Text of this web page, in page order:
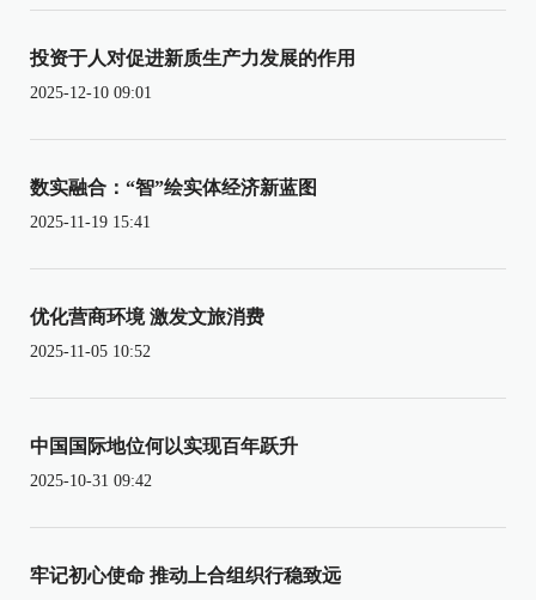
投资于人对促进新质生产力发展的作用
2025-12-10 09:01
数实融合：“智”绘实体经济新蓝图
2025-11-19 15:41
优化营商环境 激发文旅消费
2025-11-05 10:52
中国国际地位何以实现百年跃升
2025-10-31 09:42
牢记初心使命 推动上合组织行稳致远